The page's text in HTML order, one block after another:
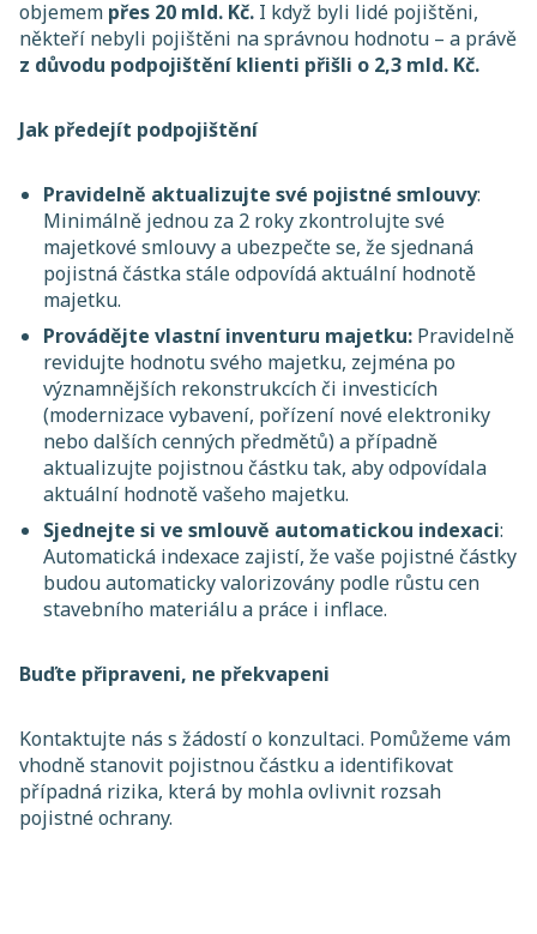
objemem přes 20 mld. Kč. I když byli lidé pojištěni,
někteří nebyli pojištěni na správnou hodnotu – a právě
z důvodu podpojištění klienti přišli o 2,3 mld. Kč.
Jak předejít podpojištění
Pravidelně aktualizujte své pojistné smlouvy:
Minimálně jednou za 2 roky zkontrolujte své
majetkové smlouvy a ubezpečte se, že sjednaná
pojistná částka stále odpovídá aktuální hodnotě
majetku.
Provádějte vlastní inventuru majetku: Pravidelně
revidujte hodnotu svého majetku, zejména po
významnějších rekonstrukcích či investicích
(modernizace vybavení, pořízení nové elektroniky
nebo dalších cenných předmětů) a případně
aktualizujte pojistnou částku tak, aby odpovídala
aktuální hodnotě vašeho majetku.
Sjednejte si ve smlouvě automatickou indexaci:
Automatická indexace zajistí, že vaše pojistné částky
budou automaticky valorizovány podle růstu cen
stavebního materiálu a práce i inflace.
Buďte připraveni, ne překvapeni
Kontaktujte nás s žádostí o konzultaci. Pomůžeme vám
vhodně stanovit pojistnou částku a identifikovat
případná rizika, která by mohla ovlivnit rozsah
pojistné ochrany.